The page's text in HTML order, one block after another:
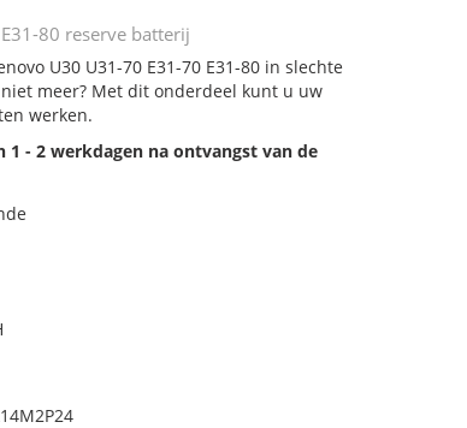
80 reserve batterij
U30 U31-70 E31-70 E31-80 in slechte
meer? Met dit onderdeel kunt u uw
werken.
- 2 werkdagen na ontvangst van de